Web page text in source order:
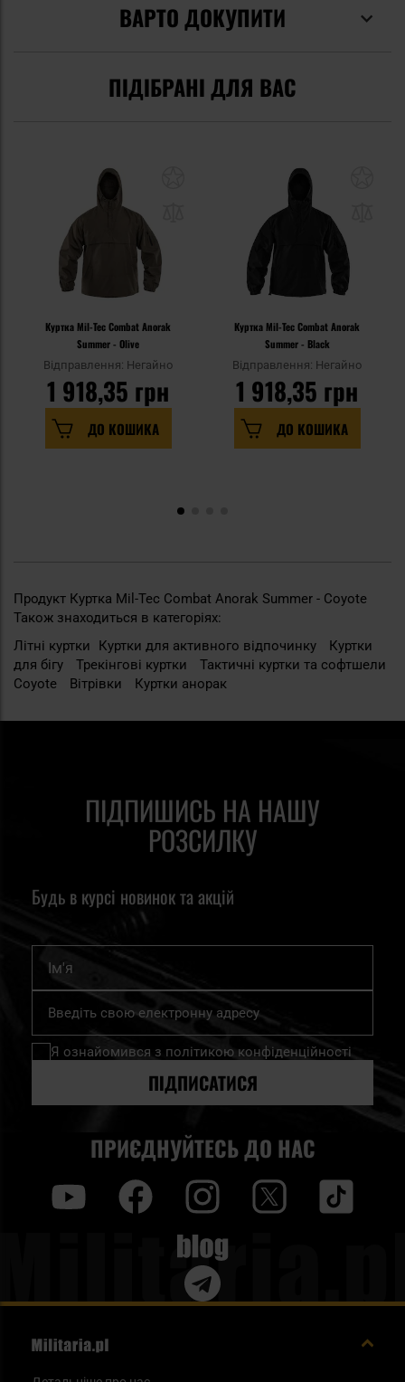
ВАРТО ДОКУПИТИ
ПІДІБРАНІ ДЛЯ ВАС
Куртка Mil-Tec Combat Anorak
Summer - Olive
Відправлення: Негайно
1 918,35 грн
ДО КОШИКА
Куртка Mil-Tec Combat Anorak
Summer - Black
Відправлення: Негайно
1 918,35 грн
ДО КОШИКА
Продукт Куртка Mil-Tec Combat Anorak Summer - Coyote
Також знаходиться в категоріях:
Літні куртки
Куртки для активного відпочинку
Куртки
для бігу
Трекінгові куртки
Тактичні куртки та софтшели
Coyote
Вітрівки Куртки анорак
ПІДПИШИСЬ НА НАШУ
РОЗСИЛКУ
Будь в курсі новинок та акцій
Підпишіться
нашу
розсилку
Я ознайомився з політикою конфіденційності
ПІДПИСАТИСЯ
ПРИЄДНУЙТЕСЬ ДО НАС
Blog